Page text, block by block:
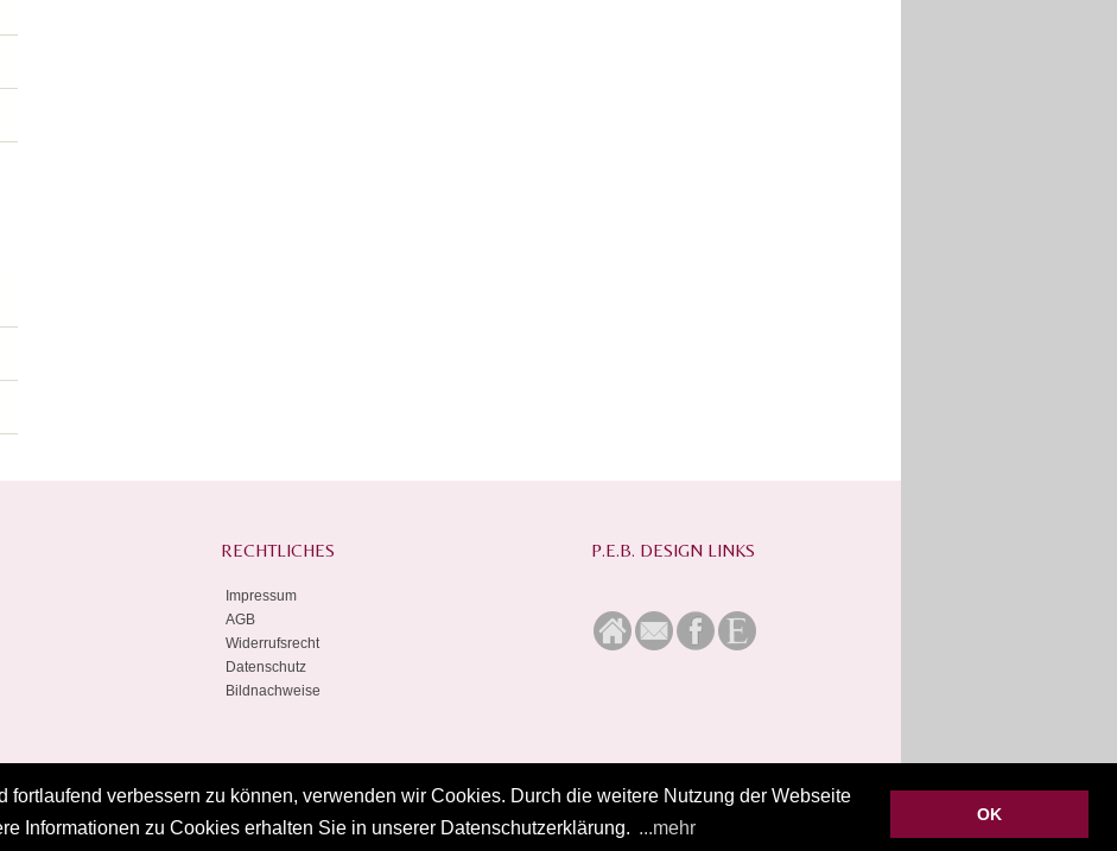
fortlaufend verbessern zu können, verwenden wir Cookies. Durch die weitere Nutzung der Webseite
Informationen zu Cookies erhalten Sie in unserer Datenschutzerklärung. ...mehr
OK
RECHTLICHES
Impressum
AGB
Widerrufsrecht
Datenschutz
Bildnachweise
P.E.B. DESIGN LINKS
Copyright © 2026 P.E.B. Design-Shop . Powered by Zen Cart